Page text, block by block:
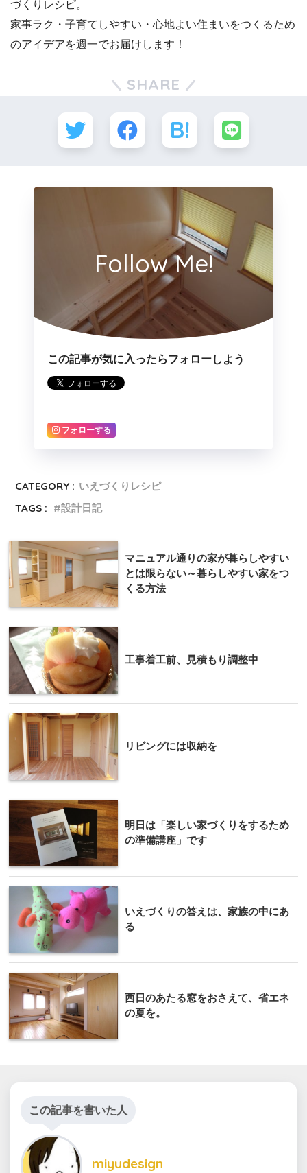
づくりレシピ。
家事ラク・子育てしやすい・心地よい住まいをつくるため
のアイデアを週一でお届けします！
SHARE
Follow Me!
この記事が気に入ったらフォローしよう
フォローする
CATEGORY : いえづくりレシピ
TAGS :
設計日記
マニュアル通りの家が暮らしやすい
とは限らない～暮らしやすい家をつ
くる方法
工事着工前、見積もり調整中
リビングには収納を
明日は「楽しい家づくりをするため
の準備講座」です
いえづくりの答えは、家族の中にあ
る
西日のあたる窓をおさえて、省エネ
の夏を。
この記事を書いた人
miyudesign